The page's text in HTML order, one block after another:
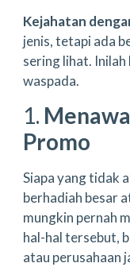
Kejahatan
jenis, tetapi ada
sering lihat.
waspada.
1.
Promo
Siapa yang tidak
berhadiah besar
mungkin pernah
hal-hal tersebut,
atau perusahaan